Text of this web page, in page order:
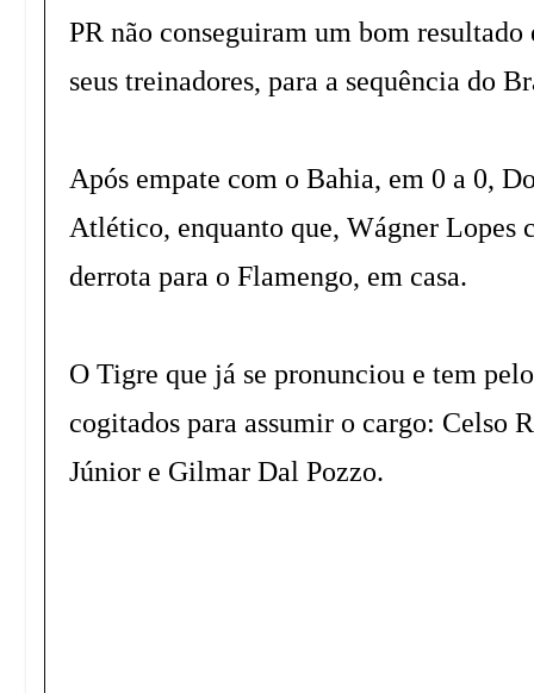
PR não conseguiram um bom
seus treinadores, para a sequência do
Após empate com o Bahia, em 0 a 0,
Atlético, enquanto que, Wágner Lopes
derrota para o Flamengo, em casa.
O Tigre que já se pronunciou e tem
cogitados para assumir o cargo: Celso
Júnior e Gilmar Dal Pozzo.